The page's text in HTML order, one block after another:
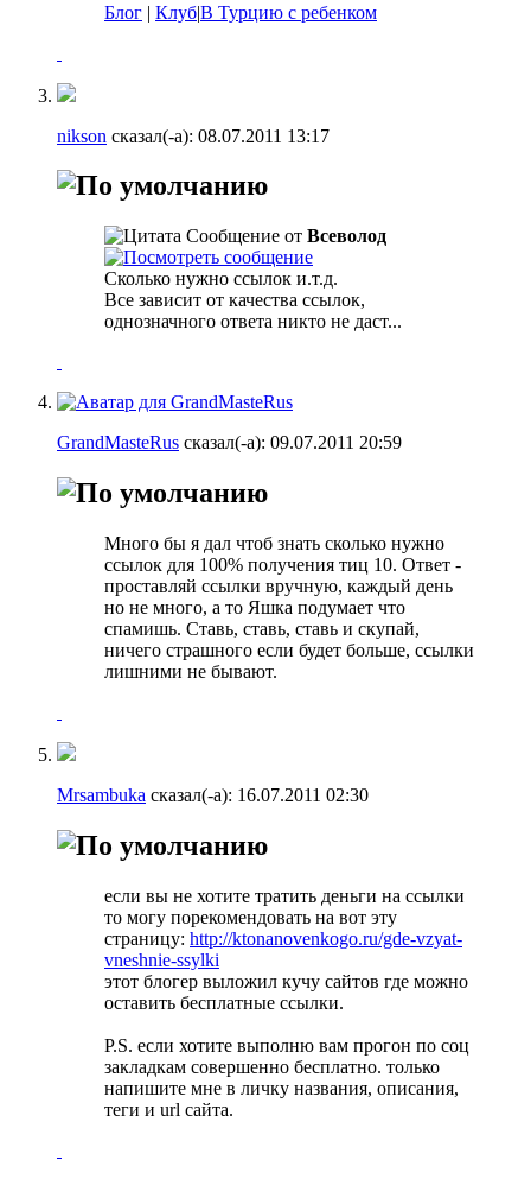
Блог | Клуб|В Турцию с ребенком
nikson сказал(-а): 08.07.2011 13:17
Сообщение от Всеволод
Сколько нужно ссылок и.т.д.
Все зависит от качества ссылок,
однозначного ответа никто не даст...
GrandMasteRus сказал(-а): 09.07.2011 20:59
Много бы я дал чтоб знать сколько нужно
ссылок для 100% получения тиц 10. Ответ -
проставляй ссылки вручную, каждый день
но не много, а то Яшка подумает что
спамишь. Ставь, ставь, ставь и скупай,
ничего страшного если будет больше, ссылки
лишними не бывают.
Mrsambuka сказал(-а): 16.07.2011 02:30
если вы не хотите тратить деньги на ссылки
то могу порекомендовать на вот эту
страницу: http://ktonanovenkogo.ru/gde-vzyat-
vneshnie-ssylki
этот блогер выложил кучу сайтов где можно
оставить бесплатные ссылки.
P.S. если хотите выполню вам прогон по соц
закладкам совершенно бесплатно. только
напишите мне в личку названия, описания,
теги и url сайта.